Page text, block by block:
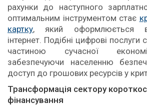
рахунки до наступного
оптимальним інструментом стає
картку, який оформлюється
інтернет. Подібні цифрові послуги
частиною сучасної
забезпечуючи населенню
доступ до грошових ресурсів у
Трансформація сектору
фінансування